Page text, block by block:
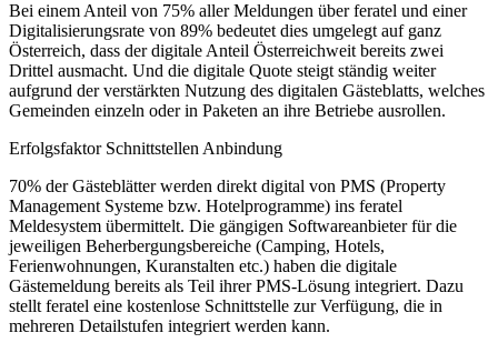
Bei einem Anteil von 75% aller Meldungen über feratel und einer
Digitalisierungsrate von 89% bedeutet dies umgelegt auf ganz
Österreich, dass der digitale Anteil Österreichweit bereits zwei
Drittel ausmacht. Und die digitale Quote steigt ständig weiter
aufgrund der verstärkten Nutzung des digitalen Gästeblatts, welches
Gemeinden einzeln oder in Paketen an ihre Betriebe ausrollen.
Erfolgsfaktor Schnittstellen Anbindung
70% der Gästeblätter werden direkt digital von PMS (Property
Management Systeme bzw. Hotelprogramme) ins feratel
Meldesystem übermittelt. Die gängigen Softwareanbieter für die
jeweiligen Beherbergungsbereiche (Camping, Hotels,
Ferienwohnungen, Kuranstalten etc.) haben die digitale
Gästemeldung bereits als Teil ihrer PMS-Lösung integriert. Dazu
stellt feratel eine kostenlose Schnittstelle zur Verfügung, die in
mehreren Detailstufen integriert werden kann.